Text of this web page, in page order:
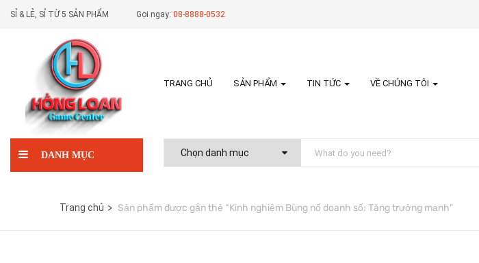
SỈ & LẺ, SỈ TỪ 5 SẢN PHẨM Gọi ngay: 08-8888-0532
TRANG CHỦ SẢN PHẨM TIN TỨC VỀ CHÚNG TÔI
DANH MỤC
Trang chủ Sản phẩm được gắn thẻ “Kinh nghiệm Bùng nổ doanh số: Tăng trưởng mạnh”